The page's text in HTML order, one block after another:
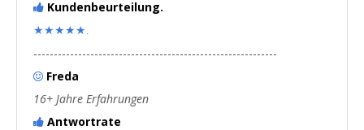
 Kundenbeurteilung.
★★★★★.
------------------------------------------------------------
 Freda
16+ Jahre Erfahrungen
 Antwortrate